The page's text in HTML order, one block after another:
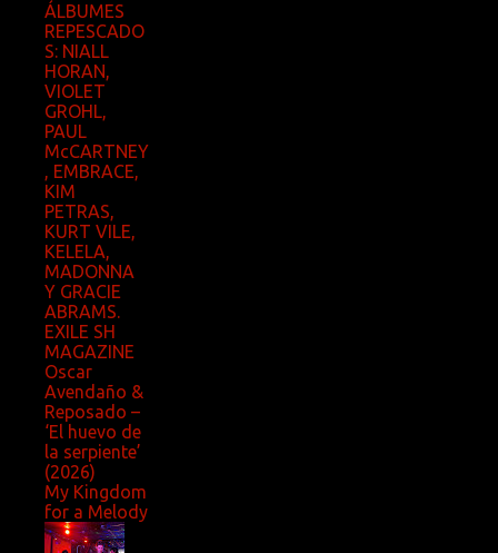
ÁLBUMES
REPESCADO
S: NIALL
HORAN,
VIOLET
GROHL,
PAUL
McCARTNEY
, EMBRACE,
KIM
PETRAS,
KURT VILE,
KELELA,
MADONNA
Y GRACIE
ABRAMS.
EXILE SH
MAGAZINE
Oscar
Avendaño &
Reposado –
‘El huevo de
la serpiente’
(2026)
My Kingdom
for a Melody